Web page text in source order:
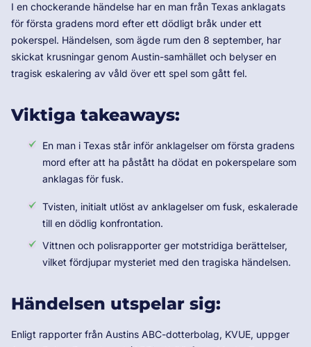
I en chockerande händelse har en man från Texas anklagats
för första gradens mord efter ett dödligt bråk under ett
pokerspel. Händelsen, som ägde rum den 8 september, har
skickat krusningar genom Austin-samhället och belyser en
tragisk eskalering av våld över ett spel som gått fel.
Viktiga takeaways:
En man i Texas står inför anklagelser om första gradens
mord efter att ha påstått ha dödat en pokerspelare som
anklagas för fusk.
Tvisten, initialt utlöst av anklagelser om fusk, eskalerade
till en dödlig konfrontation.
Vittnen och polisrapporter ger motstridiga berättelser,
vilket fördjupar mysteriet med den tragiska händelsen.
Händelsen utspelar sig:
Enligt rapporter från Austins ABC-dotterbolag, KVUE, uppger